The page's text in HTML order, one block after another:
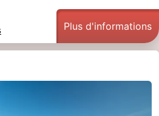
Plus d'informations